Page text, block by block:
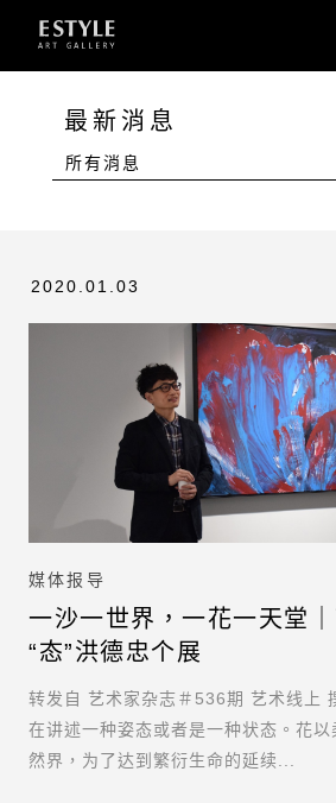
最新消息
所有消息
2020.01.03
媒体报导
一沙一世界，一花一天堂
“态”洪德忠个展
转发自 艺术家杂志＃536期 艺术线上
在讲述一种姿态或者是一种状态。花以
然界，为了达到繁衍生命的延续...